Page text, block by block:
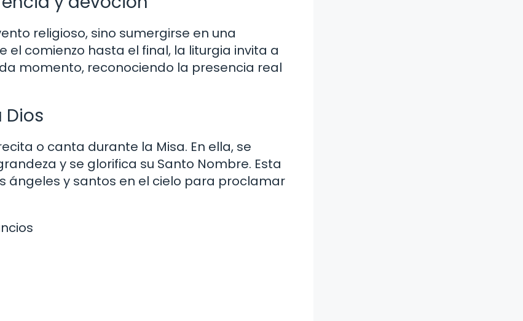
religioso, sino sumergirse en una
el comienzo hasta el final, la liturgia invita a
momento, reconociendo la presencia real
Dios
o canta durante la Misa. En ella, se
y se glorifica su Santo Nombre. Esta
ángeles y santos en el cielo para proclamar